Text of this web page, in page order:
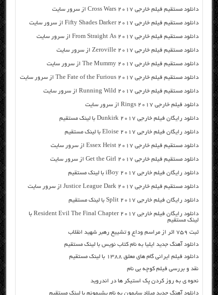
دانلود مستقیم فیلم خارجی Cross Wars 2017 از سرور سایت
دانلود مستقیم فیلم خارجی Fifty Shades Darker 2017 از سرور سایت
دانلود مستقیم فیلم خارجی From Straight As 2017 از سرور سایت
دانلود مستقیم فیلم خارجی Zeroville 2017 از سرور سایت
دانلود مستقیم فیلم خارجی The Mummy 2017 از سرور سایت
دانلود مستقیم فیلم خارجی The Fate of the Furious 2017 از سرور سایت
دانلود مستقیم فیلم خارجی Running Wild 2017 از سرور سایت
دانلود فیلم خارجی Rings 2017 از سرور سایت
دانلود رایگان فیلم خارجی Dunkirk 2017 با لینک مستقیم
دانلود رایگان فیلم خارجی Eloise 2017 با لینک مستقیم
دانلود مستقیم فیلم خارجی Essex Heist 2017 از سرور سایت
دانلود مستقیم فیلم خارجی Get the Girl 2017 از سرور سایت
دانلود رایگان فیلم خارجی iBoy 2017 با لینک مستقیم
دانلود مستقیم فیلم خارجی Justice League Dark 2017 از سرور سایت
دانلود رایگان فیلم خارجی Split 2017 با لینک مستقیم
دانلود رایگان فیلم خارجی Resident Evil The Final Chapter 2017 با
لینک مستقیم
ثبت ۷۵۹ اثر از مراسم وداع و تشییع رهبر شهید انقلاب
دانلود آهنگ جدید ایلیا به نام کتاب نویس با لینک مستقیم
دانلود فیلم ایرانی گام های معلق ۱۳۸۸ با لینک مستقیم
نقد و بررسی فیلم کوچه بی نام
نحوه ی به روز کردن پک استیکر ها در اندروید
دانلود آهنگ جدید میلاد سایمون به نام پشیمونم با لینک مستقیم